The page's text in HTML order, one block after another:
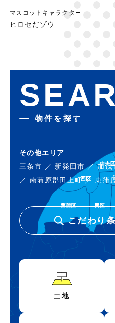
マスコットキャラクター
ヒロセだゾウ
物件を探す
その他エリア
三条市 ／ 新発田市 ／加茂
／ 南蒲原郡田上町／ 東蒲
こだわり
土地